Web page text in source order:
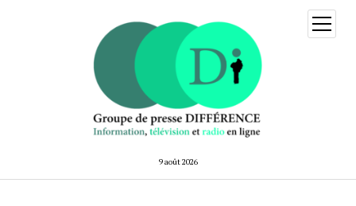
9 août 2026
ouvrir
menu